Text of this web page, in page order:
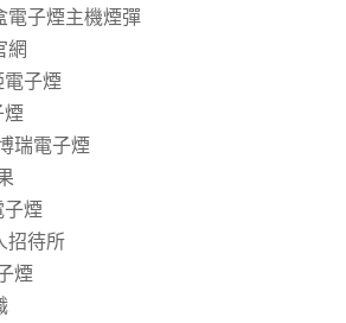
電子煙主機煙彈
網
子煙
煙
瑞電子煙
子煙
招待所
煙